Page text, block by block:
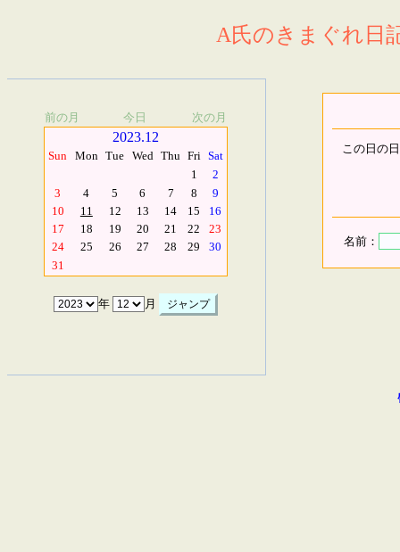
A氏のきまぐれ日
前の月 今日 次の月
2023.12
Sun Mon Tue Wed Thu Fri Sat
1
2
3
4 5 6 7 8
9
10
11 12 13 14 15
16
17
18 19 20 21 22
23
24
25 26 27 28 29
30
31
年 月
この日の
名前：